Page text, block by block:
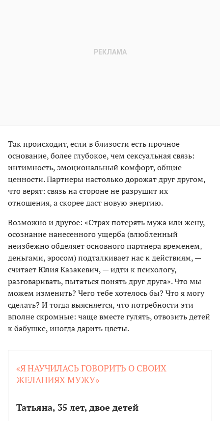
Так происходит, если в близости есть прочное
основание, более глубокое, чем сексуальная связь:
интимность, эмоциональный комфорт, общие
ценности. Партнеры настолько дорожат друг другом,
что верят: связь на стороне не разрушит их
отношения, а скорее даст новую энергию.
Возможно и другое: «Страх потерять мужа или жену,
осознание нанесенного ущерба (влюбленный
неизбежно обделяет основного партнера временем,
деньгами, эросом) подталкивает нас к действиям, —
считает Юлия Казакевич, — идти к психологу,
разговаривать, пытаться понять друг друга». Что мы
можем изменить? Чего тебе хотелось бы? Что я могу
сделать? И тогда выясняется, что потребности эти
вполне скромные: чаще вместе гулять, отвозить детей
к бабушке, иногда дарить цветы.
«Я НАУЧИЛАСЬ ГОВОРИТЬ О СВОИХ
ЖЕЛАНИЯХ МУЖУ»
Татьяна, 35 лет, двое детей